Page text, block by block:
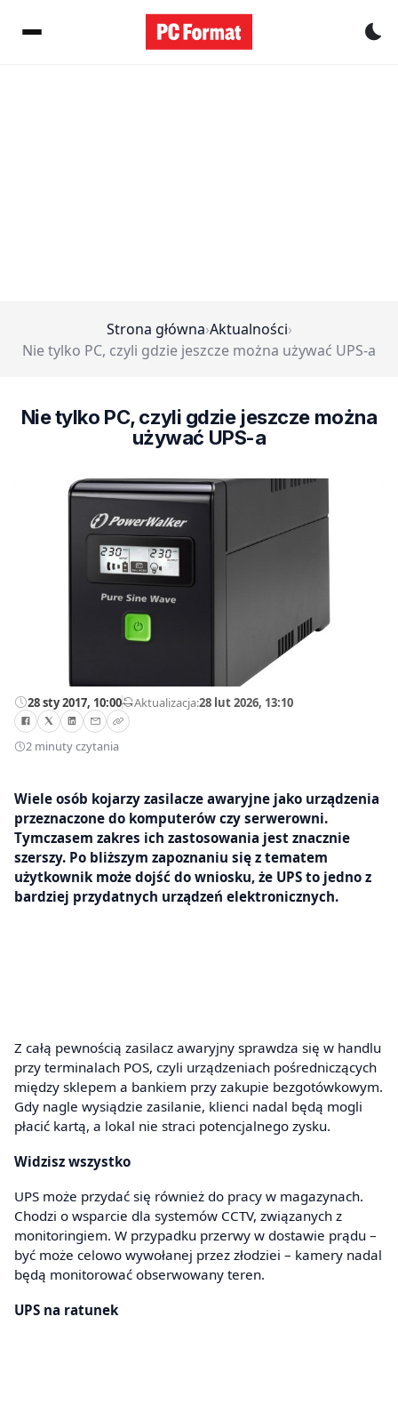
Strona główna›Aktualności›
Nie tylko PC, czyli gdzie jeszcze można używać UPS-a
Nie tylko PC, czyli gdzie jeszcze można
używać UPS-a
28 sty 2017, 10:00—Aktualizacja:28 lut 2026, 13:10
2 minuty czytania
Wiele osób kojarzy zasilacze awaryjne jako urządzenia
przeznaczone do komputerów czy serwerowni.
Tymczasem zakres ich zastosowania jest znacznie
szerszy. Po bliższym zapoznaniu się z tematem
użytkownik może dojść do wniosku, że UPS to jedno z
bardziej przydatnych urządzeń elektronicznych.
Z całą pewnością zasilacz awaryjny sprawdza się w handlu
przy terminalach POS, czyli urządzeniach pośredniczących
między sklepem a bankiem przy zakupie bezgotówkowym.
Gdy nagle wysiądzie zasilanie, klienci nadal będą mogli
płacić kartą, a lokal nie straci potencjalnego zysku.
Widzisz wszystko
UPS może przydać się również do pracy w magazynach.
Chodzi o wsparcie dla systemów CCTV, związanych z
monitoringiem. W przypadku przerwy w dostawie prądu –
być może celowo wywołanej przez złodziei – kamery nadal
będą monitorować obserwowany teren.
UPS na ratunek